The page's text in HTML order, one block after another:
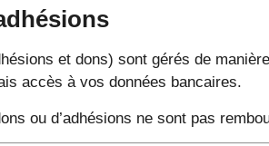
et dons) sont gérés de
accès à vos données bancaires.
ou d’adhésions ne sont pas